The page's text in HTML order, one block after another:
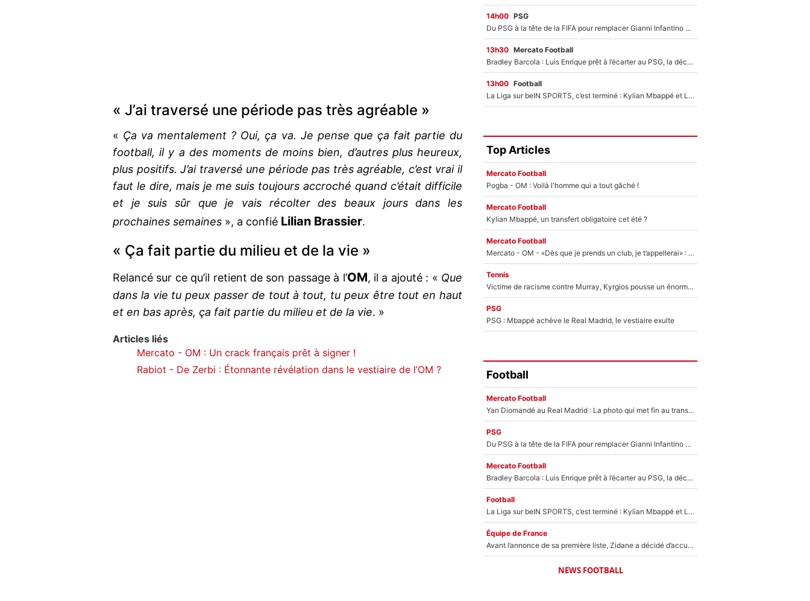
« J’ai traversé une période pas très agréable »
« Ça va mentalement ? Oui, ça va. Je pense que ça fait partie du
football, il y a des moments de moins bien, d’autres plus heureux,
plus positifs. J’ai traversé une période pas très agréable, c’est vrai il
faut le dire, mais je me suis toujours accroché quand c’était difficile
et je suis sûr que je vais récolter des beaux jours dans les
prochaines semaines », a confié Lilian Brassier.
« Ça fait partie du milieu et de la vie »
Relancé sur ce qu’il retient de son passage à l’OM, il a ajouté : « Que
dans la vie tu peux passer de tout à tout, tu peux être tout en haut
et en bas après, ça fait partie du milieu et de la vie. »
Articles liés
Mercato - OM : Un crack français prêt à signer !
Rabiot - De Zerbi : Étonnante révélation dans le vestiaire de l’OM ?
14h00 PSG
Du PSG à la tête de la FIFA pour remplacer Gianni Infantino ? «Il serait un mauvais président», le patron de la Liga s'attaque à Nasser Al-Khelaïfi !
13h30 Mercato Football
Bradley Barcola : Luis Enrique prêt à l’écarter au PSG, la décision qui va accélérer son transfert à Liverpool ?
13h00 Football
La Liga sur beIN SPORTS, c’est terminé : Kylian Mbappé et Lamine Yamal changent de chaîne, «le moment était venu d'ouvrir un nouveau chapitre»
Top Articles
Mercato Football
Pogba - OM : Voilà l'homme qui a tout gâché !
Mercato Football
Kylian Mbappé, un transfert obligatoire cet été ?
Mercato Football
Mercato - OM - «Dès que je prends un club, je t’appellerai» : La promesse de Marcelino au moment de claquer la porte
Tennis
Victime de racisme contre Murray, Kyrgios pousse un énorme coup de gueule !
PSG
PSG : Mbappé achève le Real Madrid, le vestiaire exulte
Football
Mercato Football
Yan Diomandé au Real Madrid : La photo qui met fin au transfert de l’été !
PSG
Du PSG à la tête de la FIFA pour remplacer Gianni Infantino ? «Il serait un mauvais président», le patron de la Liga s'attaque à Nasser Al-Khelaïfi !
Mercato Football
Bradley Barcola : Luis Enrique prêt à l’écarter au PSG, la décision qui va accélérer son transfert à Liverpool ?
Football
La Liga sur beIN SPORTS, c’est terminé : Kylian Mbappé et Lamine Yamal changent de chaîne, «le moment était venu d'ouvrir un nouveau chapitre»
Équipe de France
Avant l’annonce de sa première liste, Zidane a décidé d’accueillir une nouvelle tête en équipe de France
NEWS FOOTBALL